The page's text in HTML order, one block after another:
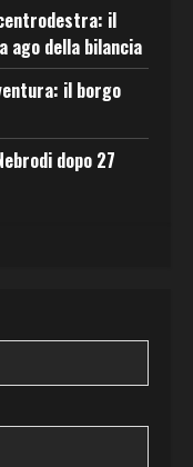
il
ago della bilancia
il borgo
dopo 27